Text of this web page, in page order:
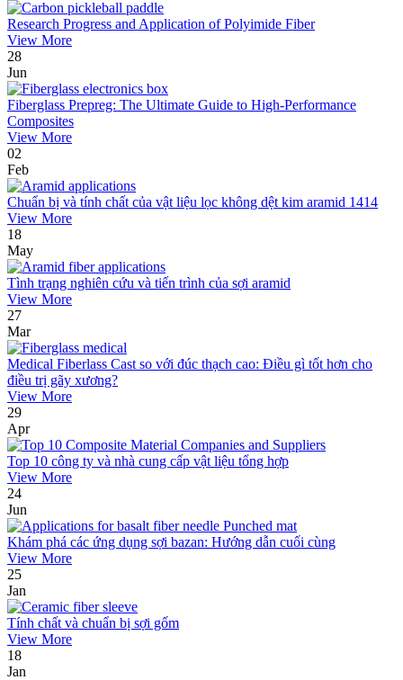
Research Progress and Application of Polyimide Fiber
View More
28
Jun
Fiberglass Prepreg: The Ultimate Guide to High-Performance
Composites
View More
02
Feb
Chuẩn bị và tính chất của vật liệu lọc không dệt kim aramid 1414
View More
18
May
Tình trạng nghiên cứu và tiến trình của sợi aramid
View More
27
Mar
Medical Fiberlass Cast so với đúc thạch cao: Điều gì tốt hơn cho
điều trị gãy xương?
View More
29
Apr
Top 10 công ty và nhà cung cấp vật liệu tổng hợp
View More
24
Jun
Khám phá các ứng dụng sợi bazan: Hướng dẫn cuối cùng
View More
25
Jan
Tính chất và chuẩn bị sợi gốm
View More
18
Jan